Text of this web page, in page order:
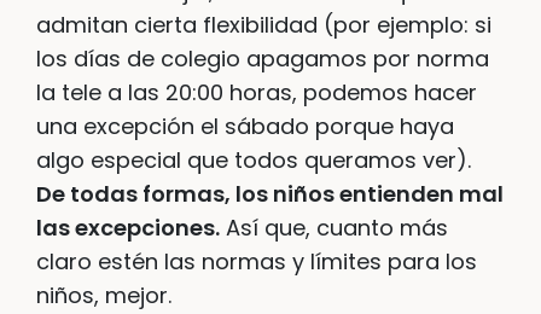
admitan cierta flexibilidad (por ejemplo: si
los días de colegio apagamos por norma
la tele a las 20:00 horas, podemos hacer
una excepción el sábado porque haya
algo especial que todos queramos ver).
De todas formas, los niños entienden mal
las excepciones. Así que, cuanto más
claro estén las normas y límites para los
niños, mejor.